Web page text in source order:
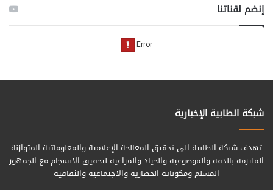
إنضم لقناتنا
شبكة الطابية الإخبارية
تهدف شبكة الطابية الى تحقيق المعالجة الإعلامية والمعلوماتية المتوازنة
الملتزمة بالدقة والموضوعية والحياد والمراعية لتحقيق الانسجام مع الجمهور
المسلم ومكوناته الحضارية والاجتماعية والثقافية